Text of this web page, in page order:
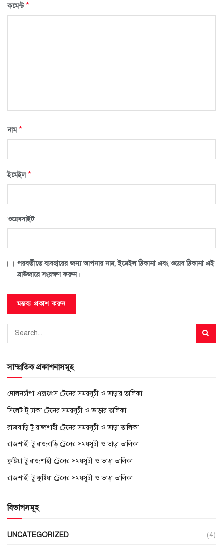
কমেন্ট*
নাম*
ইমেইল*
ওয়েবসাইট
পরবর্তীতে ব্যবহারের জন্য আপনার নাম, ইমেইল ঠিকানা এবং ওয়েব ঠিকানা এই
ব্রাউজারে সংরক্ষণ করুন।
সাম্প্রতিক প্রকাশনাসমূহ
দোলনচাঁপা এক্সপ্রেস ট্রেনের সময়সূচী ও ভাড়ার তালিকা
সিলেট টু ঢাকা ট্রেনের সময়সূচী ও ভাড়ার তালিকা
রাজবাড়ি টু রাজশাহী ট্রেনের সময়সূচী ও ভাড়া তালিকা
রাজশাহী টু রাজবাড়ি ট্রেনের সময়সূচী ও ভাড়া তালিকা
কুষ্টিয়া টু রাজশাহী ট্রেনের সময়সূচী ও ভাড়া তালিকা
রাজশাহী টু কুষ্টিয়া ট্রেনের সময়সূচী ও ভাড়া তালিকা
বিভাগসমূহ
UNCATEGORIZED (4)